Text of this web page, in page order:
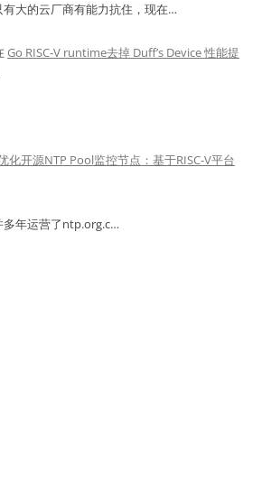
大的云厂商有能力抗住，现在…
Go RISC-V runtime去掉 Duff’s Device 性能提
化开源NTP Pool监控节点：基于RISC-V平台
多年运营了ntp.org.c…